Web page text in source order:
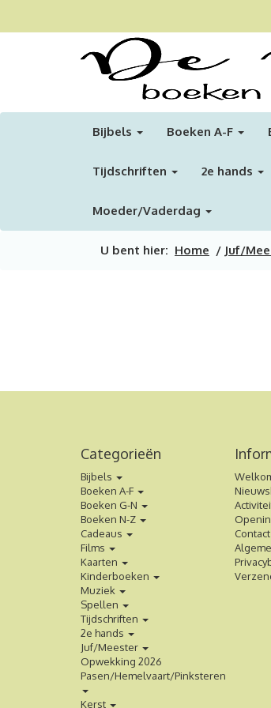
Bijbels Boeken A-F
Tijdschriften 2e hands
Moeder/Vaderdag
U bent hier: Home / Juf/
Categorieën
Bijbels
Boeken A-F
Boeken G-N
Boeken N-Z
Cadeaus
Films
Kaarten
Kinderboeken
Muziek
Spellen
Tijdschriften
2e hands
Juf/Meester
Opwekking 2026
Pasen/Hemelvaart/Pinksteren
Kerst
Contact